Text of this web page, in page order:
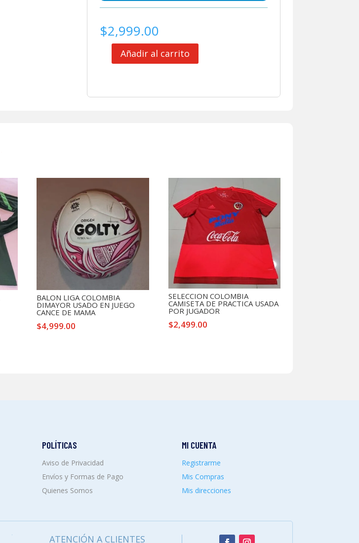
$2,999.00
SELECCIONAñadir al carrito
BALON LIGA COLOMBIA
DIMAYOR USADO EN JUEGO
CANCE DE MAMA
$4,999.00
SELECCION COLOMBIA
CAMISETA DE PRACTICA USADA
POR JUGADOR
$2,499.00
POLÍTICAS
Aviso de Privacidad
Envíos y Formas de Pago
Quienes Somos
MI CUENTA
Registrarme
Mis Compras
Mis direcciones
ATENCIÓN A CLIENTES